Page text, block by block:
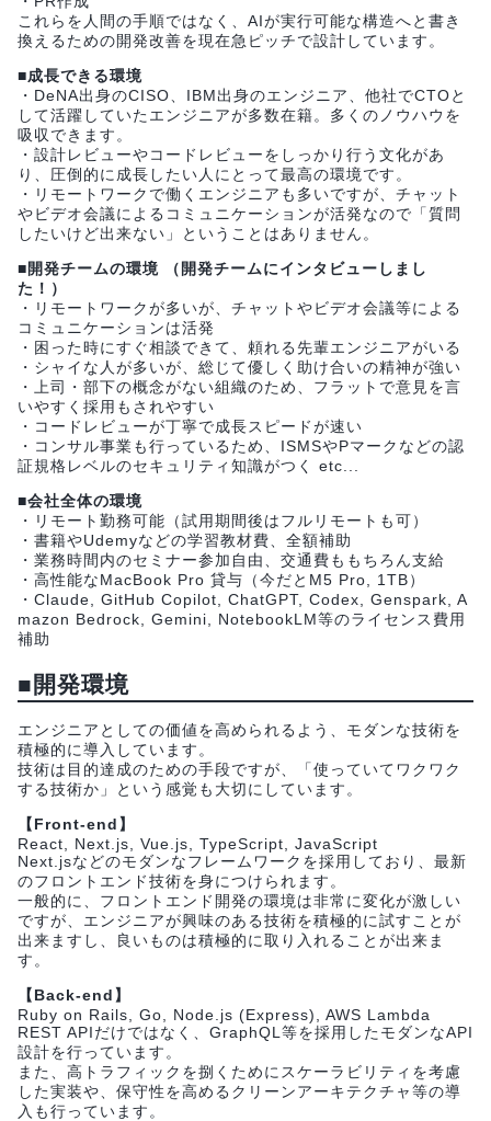
これらを人間の手順ではなく、AIが実行可能な構造へと書き
換えるための開発改善を現在急ピッチで設計しています。
■成長できる環境
・DeNA出身のCISO、IBM出身のエンジニア、他社でCTOと
して活躍していたエンジニアが多数在籍。多くのノウハウを
吸収できます。
・設計レビューやコードレビューをしっかり行う文化があ
り、圧倒的に成長したい人にとって最高の環境です。
・リモートワークで働くエンジニアも多いですが、チャット
やビデオ会議によるコミュニケーションが活発なので「質問
したいけど出来ない」ということはありません。
■開発チームの環境 （開発チームにインタビューしまし
た！）
・リモートワークが多いが、チャットやビデオ会議等による
コミュニケーションは活発
・困った時にすぐ相談できて、頼れる先輩エンジニアがいる
・シャイな人が多いが、総じて優しく助け合いの精神が強い
・上司・部下の概念がない組織のため、フラットで意見を言
いやすく採用もされやすい
・コードレビューが丁寧で成長スピードが速い
・コンサル事業も行っているため、ISMSやPマークなどの認
証規格レベルのセキュリティ知識がつく etc...
■会社全体の環境
・リモート勤務可能（試用期間後はフルリモートも可）
・書籍やUdemyなどの学習教材費、全額補助​
・業務時間内のセミナー参加自由、交通費ももちろん支給​
・高性能なMacBook Pro 貸与（今だとM5 Pro, 1TB）
・Claude, GitHub Copilot, ChatGPT, Codex, Genspark, A
mazon Bedrock, Gemini, NotebookLM等のライセンス費用
補助​
■開発環境
エンジニアとしての価値を高められるよう、モダンな技術を
積極的に導入しています。
技術は目的達成のための手段ですが、「使っていてワクワク
する技術か」という感覚も大切にしています。
【Front-end】
React, Next.js, Vue.js, TypeScript, JavaScript
Next.jsなどのモダンなフレームワークを採用しており、最新
のフロントエンド技術を身につけられます。
一般的に、フロントエンド開発の環境は非常に変化が激しい
ですが、エンジニアが興味のある技術を積極的に試すことが
出来ますし、良いものは積極的に取り入れることが出来ま
す。
【Back-end】
Ruby on Rails, Go, Node.js (Express), AWS Lambda
REST APIだけではなく、GraphQL等を採用したモダンなAPI
設計を行っています。
また、高トラフィックを捌くためにスケーラビリティを考慮
した実装や、保守性を高めるクリーンアーキテクチャ等の導
入も行っています。